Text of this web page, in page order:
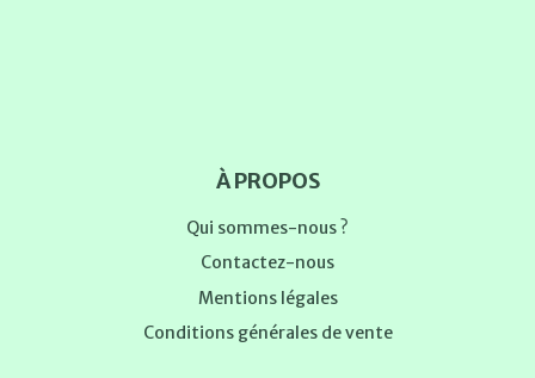
À PROPOS
Qui sommes-nous ?
Contactez-nous
Mentions légales
Conditions générales de vente